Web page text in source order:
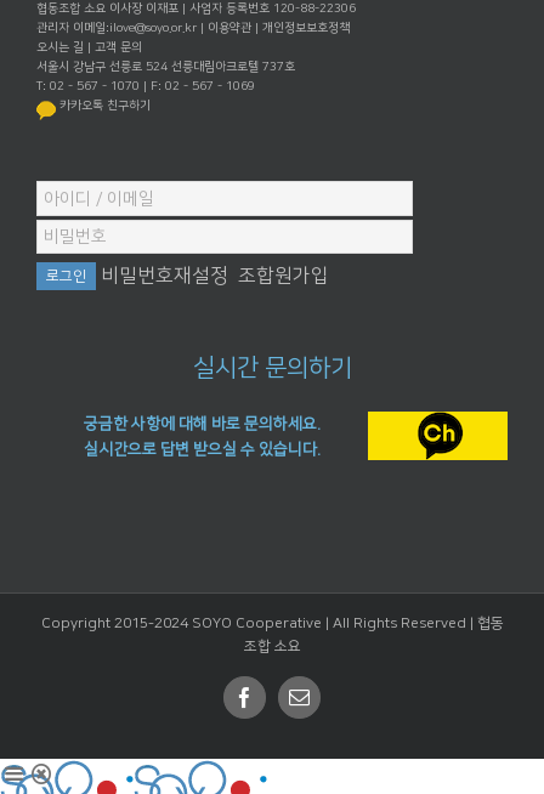
협동조합 소요 이사장 이재포 | 사업자 등록번호 120-88-22306
관리자 이메일:ilove@soyo.or.kr | 이용약관 | 개인정보보호정책
오시는 길 | 고객 문의
서울시 강남구 선릉로 524 선릉대림아크로텔 737호
T: 02 - 567 - 1070 | F: 02 - 567 - 1069
카카오톡 친구하기
비밀번호재설정 조합원가입
실시간 문의하기
궁금한 사항에 대해 바로 문의하세요.
실시간으로 답변 받으실 수 있습니다.
Copyright 2015-2024 SOYO Cooperative | All Rights Reserved | 협동
조합 소요
Facebook
Email